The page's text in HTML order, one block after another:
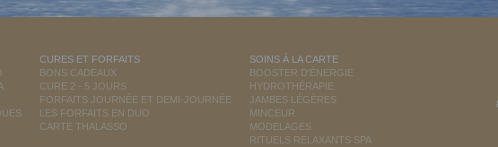
CURES ET FORFAITS
BONS CADEAUX
CURE 2 - 5 JOURS
FORFAITS JOURNÉE ET DEMI-JOURNÉE
LES FORFAITS EN DUO
CARTE THALASSO
SOINS À LA CARTE
BOOSTER D'ÉNERGIE
HYDROTHÉRAPIE
JAMBES LÉGÈRES
MINCEUR
MODELAGES
RITUELS RELAXANTS SPA